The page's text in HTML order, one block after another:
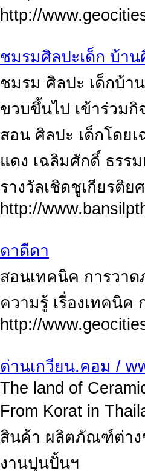
http://
ชมรมศิลปะเด็ก บ้าน
ชมรม ศิลปะ เด็กบ้า
ขวบขึ้นไป เข้าร่วมกิ
สอน ศิลปะ เด็กโดย
แดง เฉลิมศักดิ์ ธรร
รางวัลเชิดชูเกียรติย
http://
ดาดีดา
สอนเทคนิค การวาด
ความรู้ เรื่องเทคนิค
http://
ด่านเกวียน.คอม /
The land of
From Korat in
สินค้า ผลิตภัณฑ์ต่าง
งานปุนปั้นฯ